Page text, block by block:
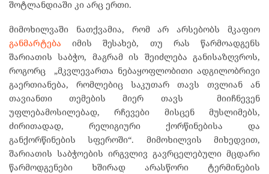
შოტლანდიაში კი არც ერთი.
მიმოხილვაში ნათქვამია, რომ არ არსებობს მკაფიო
განმარტება იმის შესახებ, თუ რას წარმოადგენს
შარიათის საბჭო, მაგრამ ის შეიძლება განისაზღვროს,
როგორც „მკვლევართა ნებაყოფლობითი ადგილობრივი
გაერთიანება, რომლებიც საკუთარ თავს თვლიან ან
თავიანთი თემების მიერ თავს მიიჩნევენ
უფლებამოსილებად, რჩევები მისცენ მუსლიმებს,
ძირითადად, რელიგიური ქორწინებისა და
განქორწინების სფეროში“. მიმოხილვის მიხედვით,
შარიათის საბჭოების ირგვლივ გავრცელებული მცდარი
წარმოდგენები ხშირად არასწორი ტერმინების